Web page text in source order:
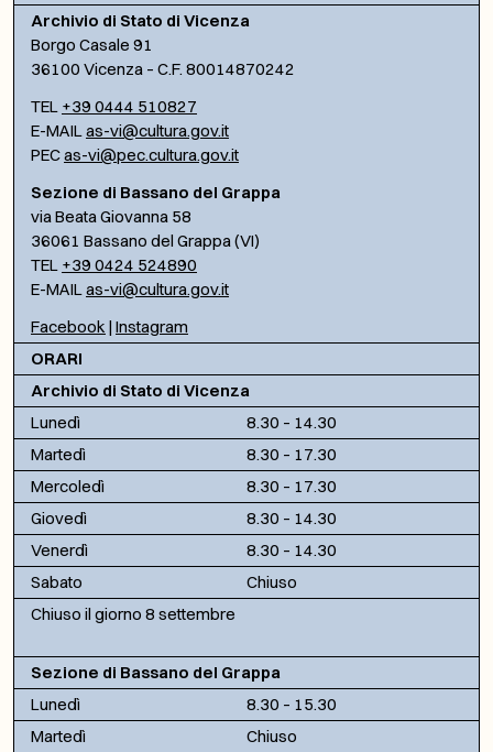
Archivio di Stato di Vicenza
Borgo Casale 91
36100 Vicenza – C.F. 80014870242
TEL +39 0444 510827
E-MAILas-vi@cultura.gov.it
PECas-vi@pec.cultura.gov.it
Sezione di Bassano del Grappa
via Beata Giovanna 58
36061 Bassano del Grappa (VI)
TEL +39 0424 524890
E-MAILas-vi@cultura.gov.it
Facebook | Instagram
ORARI
Archivio di Stato di Vicenza
Lunedì
8.30 – 14.30
Martedì
8.30 – 17.30
Mercoledì
8.30 – 17.30
Giovedì
8.30 – 14.30
Venerdì
8.30 – 14.30
Sabato
Chiuso
Chiuso il giorno 8 settembre
Sezione di Bassano del Grappa
Lunedì
8.30 – 15.30
Martedì
Chiuso